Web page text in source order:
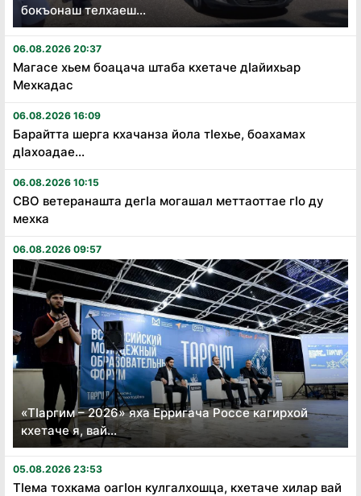
бокъонаш телхаеш...
06.08.2026 20:37
Магасе хьем боацача штаба кхетаче дӏайихьар
Мехкадас
06.08.2026 16:09
Барайтта шерга кхачанза йола тӏехье, боахамах
дӏахоадае...
06.08.2026 10:15
СВО ветеранашта дегӏа могашал меттаоттае гӏо ду
мехка
06.08.2026 09:57
«Тӏаргим – 2026» яха Ерригача Россе кагирхой
кхетаче я, вай...
05.08.2026 23:53
Тӏема тохкама оагӏон кулгалхошца, кхетаче хилар вай